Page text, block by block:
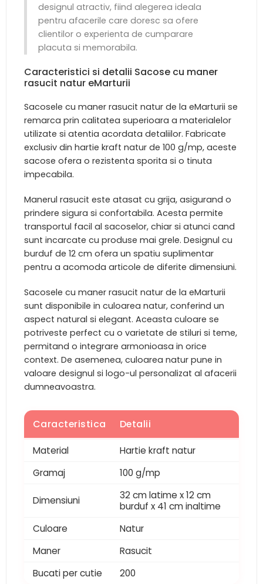
designul atractiv, fiind alegerea ideala
pentru afacerile care doresc sa ofere
clientilor o experienta de cumparare
placuta si memorabila.
Caracteristici si detalii Sacose cu maner
rasucit natur eMarturii
Sacosele cu maner rasucit natur de la eMarturii se
remarca prin calitatea superioara a materialelor
utilizate si atentia acordata detaliilor. Fabricate
exclusiv din hartie kraft natur de 100 g/mp, aceste
sacose ofera o rezistenta sporita si o tinuta
impecabila.
Manerul rasucit este atasat cu grija, asigurand o
prindere sigura si confortabila. Acesta permite
transportul facil al sacoselor, chiar si atunci cand
sunt incarcate cu produse mai grele. Designul cu
burduf de 12 cm ofera un spatiu suplimentar
pentru a acomoda articole de diferite dimensiuni.
Sacosele cu maner rasucit natur de la eMarturii
sunt disponibile in culoarea natur, conferind un
aspect natural si elegant. Aceasta culoare se
potriveste perfect cu o varietate de stiluri si teme,
permitand o integrare armonioasa in orice
context. De asemenea, culoarea natur pune in
valoare designul si logo-ul personalizat al afacerii
dumneavoastra.
Caracteristica Detalii
Material
Hartie kraft natur
Gramaj
100 g/mp
Dimensiuni
32 cm latime x 12 cm
burduf x 41 cm inaltime
Culoare
Natur
Maner
Rasucit
Bucati per cutie
200